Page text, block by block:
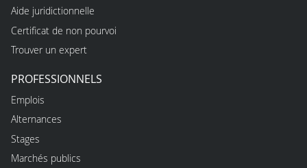
Aide juridictionnelle
Certificat de non pourvoi
Trouver un expert
PROFESSIONNELS
Emplois
Alternances
Stages
Marchés publics